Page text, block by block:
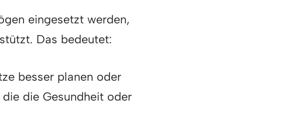
eingesetzt werden,
Das bedeutet:
besser planen oder
die die Gesundheit oder